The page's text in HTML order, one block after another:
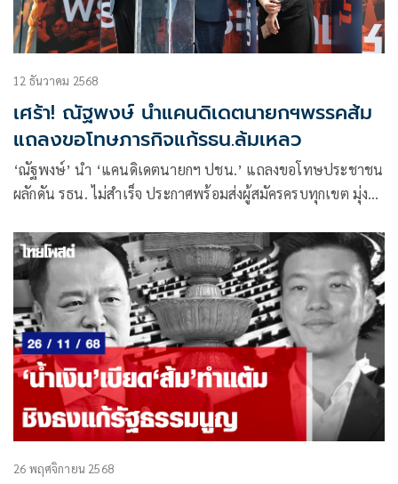
12 ธันวาคม 2568
เศร้า! ณัฐพงษ์ นำแคนดิเดตนายกฯพรรคส้ม
แถลงขอโทษภารกิจแก้รธน.ล้มเหลว
‘ณัฐพงษ์’ นำ ‘แคนดิเดตนายกฯ ปชน.’ แถลงขอโทษประชาชน
ผลักดัน รธน. ไม่สำเร็จ ประกาศพร้อมส่งผู้สมัครครบทุกเขต มุ่ง
หน้าสู่การจัดทำรัฐธรรมนูญฉบับใหม่
26 พฤศจิกายน 2568